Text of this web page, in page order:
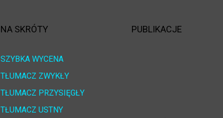
NA SKRÓTY
SZYBKA WYCENA
TŁUMACZ ZWYKŁY
TŁUMACZ PRZYSIĘGŁY
TŁUMACZ USTNY
PUBLIKACJE